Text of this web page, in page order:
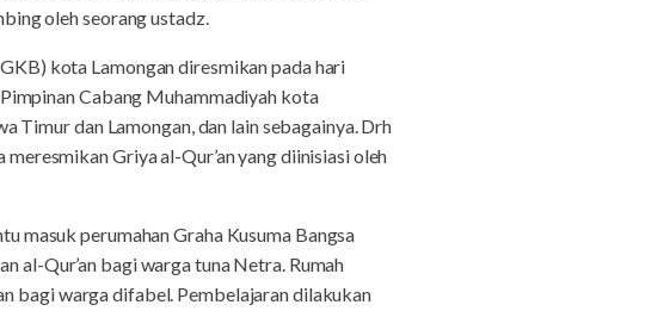
oleh seorang ustadz.
kota Lamongan diresmikan pada hari
Cabang Muhammadiyah kota
Timur dan Lamongan, dan lain sebagainya. Drh
Griya al-Qur’an yang diinisiasi oleh
masuk perumahan Graha Kusuma Bangsa
al-Qur’an bagi warga tuna Netra. Rumah
bagi warga difabel. Pembelajaran dilakukan